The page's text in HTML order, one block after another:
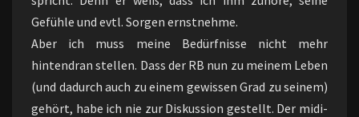
Gefühle und evtl. Sorgen ernstnehme.
Aber ich muss meine Bedürfnisse nicht mehr
hintendran stellen. Dass der RB nun zu meinem Leben
(und dadurch auch zu einem gewissen Grad zu seinem)
gehört, habe ich nie zur Diskussion gestellt. Der midi-